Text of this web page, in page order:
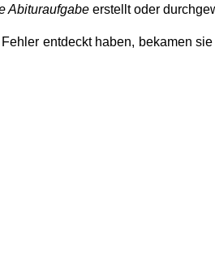
Abituraufgabe erstellt oder
entdeckt haben, bekamen